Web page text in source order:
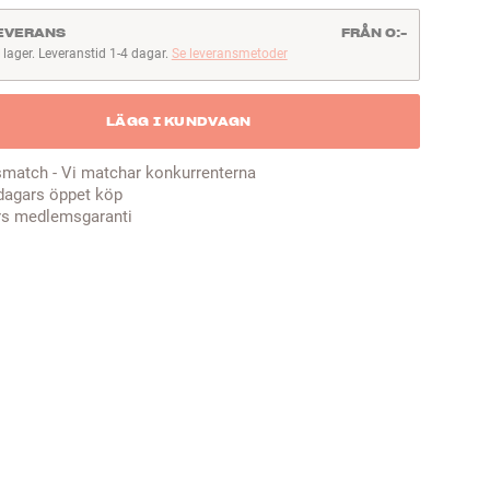
lager. Leveranstid 1-4 dagar
I lager. Leveranstid 1-4 dagar. Se leveransmetoder
FRÅN 0:-
LÄGG I KUNDVAGN
- Vi matchar konkurrenterna
öppet köp
medlemsgaranti